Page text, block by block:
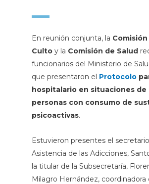
En reunión conjunta, la
Cultoy la Comisión de Salud
funcionarios del Ministerio de
que presentaron el Protocolo
hospitalario en situaciones de
personas con consumo de
psicoactivas.
Estuvieron presentes el
Asistencia de las Adicciones,
la titular de la Subsecretaría,
Milagro Hernández, coordinadora